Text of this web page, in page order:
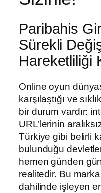
Paribahis
Sürekli
Hareketliliği
Online oyun
karşılaştığı ve
bir durum vardır:
URL’lerinin
Türkiye gibi belirli
bulunduğu
hemen günden
realitedir. Bu
dahilinde işleyen